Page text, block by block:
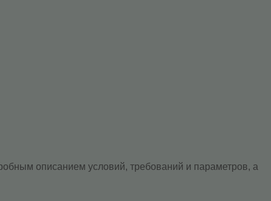
описанием условий, требований и параметров, а